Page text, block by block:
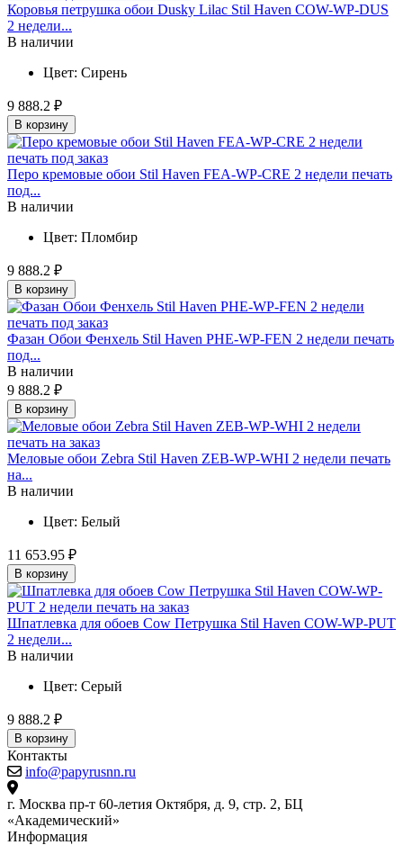
Коровья петрушка обои Dusky Lilac Stil Haven COW-WP-DUS
2 недели...
В наличии
Цвет: Сирень
9 888.2 ₽
В корзину
Перо кремовые обои Stil Haven FEA-WP-CRE 2 недели печать
под...
В наличии
Цвет: Пломбир
9 888.2 ₽
В корзину
Фазан Обои Фенхель Stil Haven PHE-WP-FEN 2 недели печать
под...
В наличии
9 888.2 ₽
В корзину
Меловые обои Zebra Stil Haven ZEB-WP-WHI 2 недели печать
на...
В наличии
Цвет: Белый
11 653.95 ₽
В корзину
Шпатлевка для обоев Cow Петрушка Stil Haven COW-WP-PUT
2 недели...
В наличии
Цвет: Серый
9 888.2 ₽
В корзину
Контакты
info@papyrusnn.ru
г. Москва пр-т 60-летия Октября, д. 9, стр. 2, БЦ
«Академический»
Информация